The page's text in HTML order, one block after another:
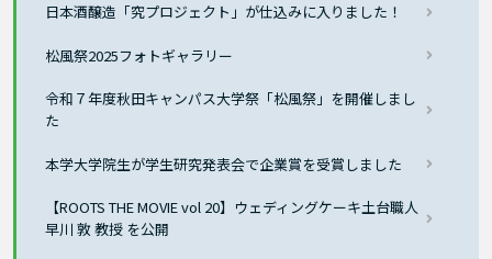
日本酒醸造「究プロジェクト」が仕込みに入りました！
松風祭2025フォトギャラリー
令和７年度秋田キャンパス大学祭「松風祭」を開催しまし
た
本学大学院生が学生研究発表会で企業賞を受賞しました
【ROOTS THE MOVIE vol 20】ウェディングケーキ土台職人
早川 敦 教授 を公開